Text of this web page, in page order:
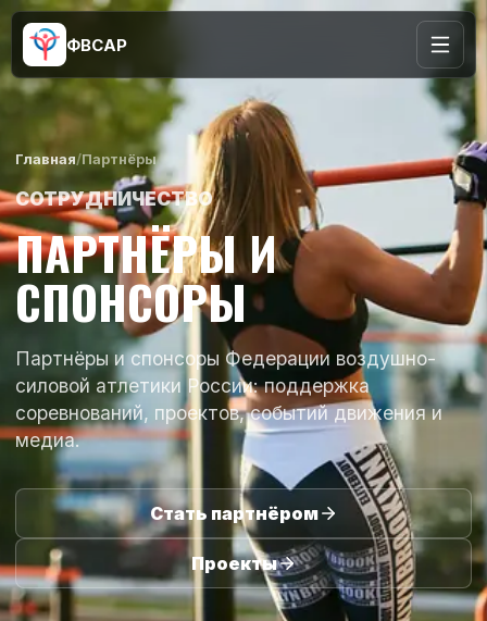
ФВСАР
Главная/Партнёры
СОТРУДНИЧЕСТВО
ПАРТНЁРЫ И
СПОНСОРЫ
Партнёры и спонсоры Федерации воздушно-
силовой атлетики России: поддержка
соревнований, проектов, событий движения и
медиа.
Стать партнёром
Проекты